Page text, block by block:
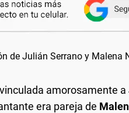
amorosamente a
era pareja de